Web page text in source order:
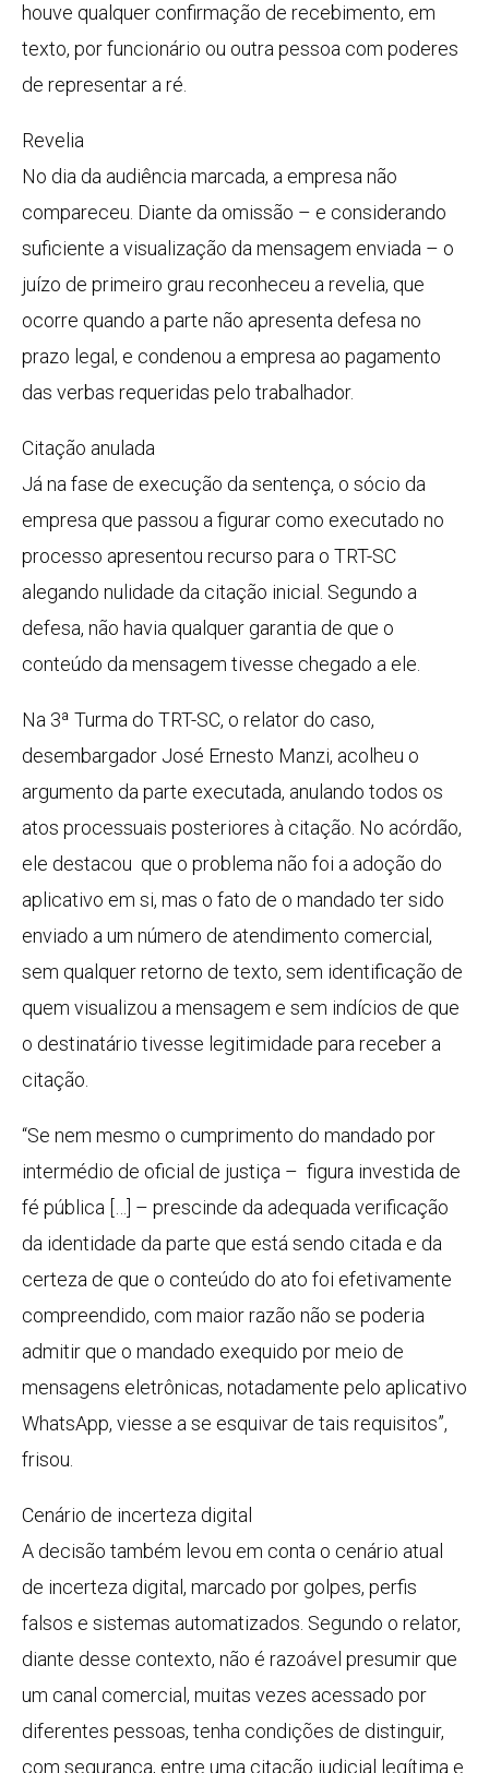
houve qualquer confirmação de recebimento, em
texto, por funcionário ou outra pessoa com poderes
de representar a ré.
Revelia
No dia da audiência marcada, a empresa não
compareceu. Diante da omissão – e considerando
suficiente a visualização da mensagem enviada – o
juízo de primeiro grau reconheceu a revelia, que
ocorre quando a parte não apresenta defesa no
prazo legal, e condenou a empresa ao pagamento
das verbas requeridas pelo trabalhador.
Citação anulada
Já na fase de execução da sentença, o sócio da
empresa que passou a figurar como executado no
processo apresentou recurso para o TRT-SC
alegando nulidade da citação inicial. Segundo a
defesa, não havia qualquer garantia de que o
conteúdo da mensagem tivesse chegado a ele.
Na 3ª Turma do TRT-SC, o relator do caso,
desembargador José Ernesto Manzi, acolheu o
argumento da parte executada, anulando todos os
atos processuais posteriores à citação. No acórdão,
ele destacou que o problema não foi a adoção do
aplicativo em si, mas o fato de o mandado ter sido
enviado a um número de atendimento comercial,
sem qualquer retorno de texto, sem identificação de
quem visualizou a mensagem e sem indícios de que
o destinatário tivesse legitimidade para receber a
citação.
“Se nem mesmo o cumprimento do mandado por
intermédio de oficial de justiça – figura investida de
fé pública […] – prescinde da adequada verificação
da identidade da parte que está sendo citada e da
certeza de que o conteúdo do ato foi efetivamente
compreendido, com maior razão não se poderia
admitir que o mandado exequido por meio de
mensagens eletrônicas, notadamente pelo aplicativo
WhatsApp, viesse a se esquivar de tais requisitos”,
frisou.
Cenário de incerteza digital
A decisão também levou em conta o cenário atual
de incerteza digital, marcado por golpes, perfis
falsos e sistemas automatizados. Segundo o relator,
diante desse contexto, não é razoável presumir que
um canal comercial, muitas vezes acessado por
diferentes pessoas, tenha condições de distinguir,
com segurança, entre uma citação judicial legítima e